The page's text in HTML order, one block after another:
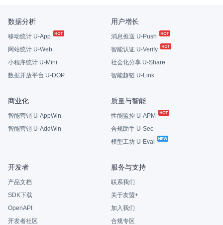
数据分析
移动统计 U-App
网站统计 U-Web
小程序统计 U-Mini
数据开放平台 U-DOP
用户增长
消息推送 U-Push
智能认证 U-Verify
社会化分享 U-Share
智能超链 U-Link
商业化
智能营销 U-AppWin
智能营销 U-AddWin
质量与智能
性能监控 U-APM
合规助手 U-Sec
模型工坊 U-Eval
开发者
产品文档
SDK下载
OpenAPI
开发者社区
服务与支持
联系我们
关于友盟+
加入我们
合规专区